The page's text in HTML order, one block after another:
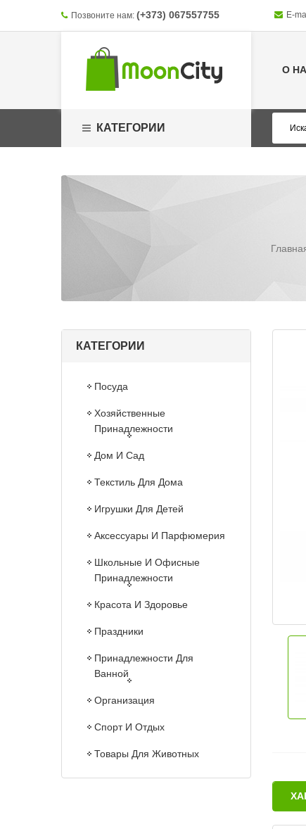
Позвоните нам: (+373) 067557755 E-
О
КАТЕГОРИИ
КАТЕГОРИИ
Посуда
Хозяйственные
Принадлежности
Дом И Сад
Текстиль Для Дома
Игрушки Для Детей
Аксессуары И Парфюмерия
Школьные И Офисные
Принадлежности
Красота И Здоровье
Праздники
Принадлежности Для
Ванной
Организация
Спорт И Отдых
Товары Для Животных